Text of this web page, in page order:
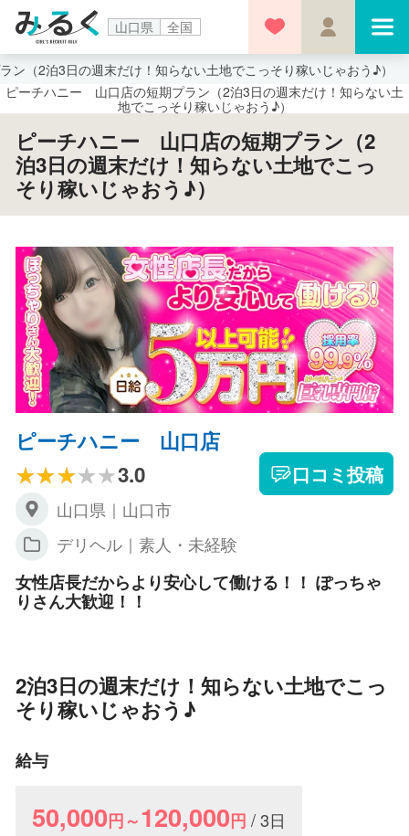
山口県 全国
ン（2泊3日の週末だけ！知らない土地でこっそり稼いじゃおう♪）
ピーチハニー 山口店の短期プラン（2泊3日の週末だけ！知らない土
地でこっそり稼いじゃおう♪）
ピーチハニー 山口店の短期プラン（2
泊3日の週末だけ！知らない土地でこっ
そり稼いじゃおう♪）
ピーチハニー 山口店
3.0
口コミ投稿
山口県｜山口市
デリヘル｜素人・未経験
女性店長だからより安心して働ける！！ ぽっちゃ
りさん大歓迎！！
2泊3日の週末だけ！知らない土地でこっ
そり稼いじゃおう♪
給与
50,000円～120,000円 / 3日